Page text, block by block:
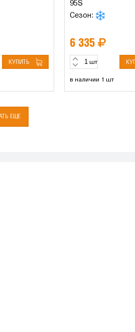
КУПИТЬ
95S
Сезон:
6 335
шт
в наличии 1 шт
ЕЩЕ